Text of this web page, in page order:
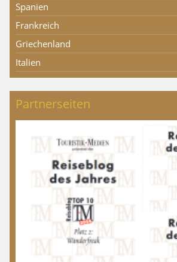
Spanien
Frankreich
Griechenland
Italien
Partnerseiten